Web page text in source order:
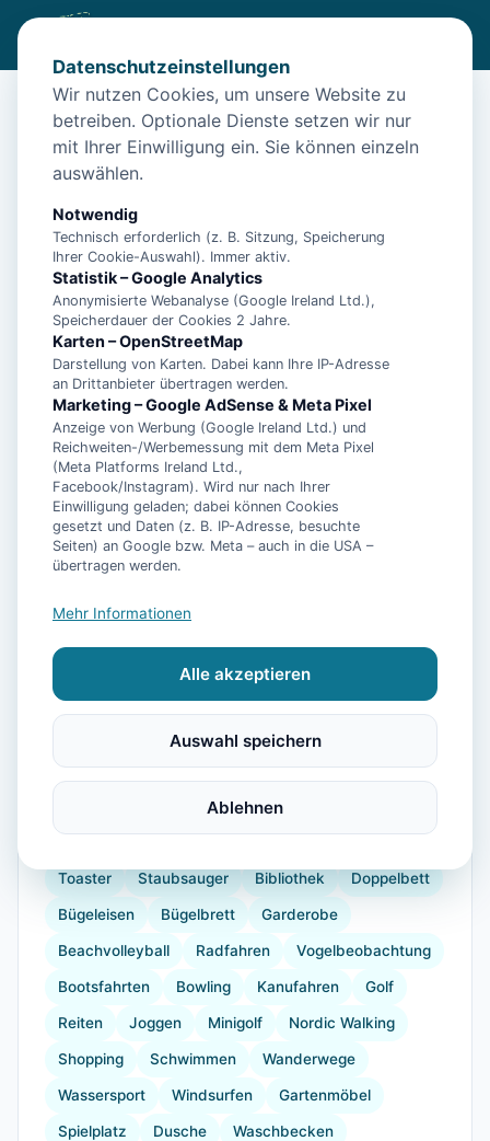
/Unterkünfte /Norden/
Hunde willkommen: Ferienwohnung Wattwurm in Norden
Hunde willkommen: Ferienwohnung
Wattwurm in Norden
26506 Norden
Ausstattung
Küche Kühlschrank
Mikrowelle Terrasse Wellness
Wellnessbehandlungen Kaffeemaschine
Toaster Staubsauger Bibliothek Doppelbett
Bügeleisen Bügelbrett Garderobe
Beachvolleyball Radfahren Vogelbeobachtung
Bootsfahrten Bowling Kanufahren Golf
Reiten Joggen Minigolf Nordic Walking
Shopping Schwimmen Wanderwege
Wassersport Windsurfen Gartenmöbel
Spielplatz Dusche Waschbecken
Datenschutzeinstellungen
Wir nutzen Cookies, um unsere Website zu
betreiben. Optionale Dienste setzen wir nur
mit Ihrer Einwilligung ein. Sie können einzeln
auswählen.
Notwendig
Technisch erforderlich (z. B. Sitzung, Speicherung
Ihrer Cookie-Auswahl). Immer aktiv.
Statistik – Google Analytics
Anonymisierte Webanalyse (Google Ireland Ltd.),
Speicherdauer der Cookies 2 Jahre.
Karten – OpenStreetMap
Darstellung von Karten. Dabei kann Ihre IP-Adresse
an Drittanbieter übertragen werden.
Marketing – Google AdSense & Meta Pixel
Anzeige von Werbung (Google Ireland Ltd.) und
Reichweiten-/Werbemessung mit dem Meta Pixel
(Meta Platforms Ireland Ltd.,
Facebook/Instagram). Wird nur nach Ihrer
Einwilligung geladen; dabei können Cookies
gesetzt und Daten (z. B. IP-Adresse, besuchte
Seiten) an Google bzw. Meta – auch in die USA –
übertragen werden.
Mehr Informationen
Alle akzeptieren
Auswahl speichern
Ablehnen